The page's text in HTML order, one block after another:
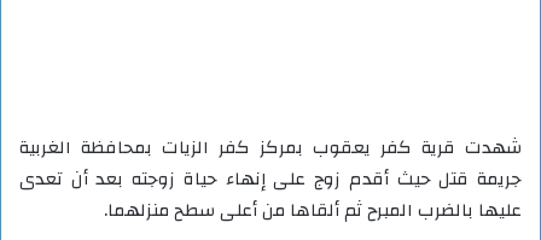
شهدت قرية كفر يعقوب بمركز كفر الزيات بمحافظة الغربية
جريمة قتل حيث أقدم زوج على إنهاء حياة زوجته بعد أن تعدى
عليها بالضرب المبرح ثم ألقاها من أعلى سطح منزلهما.